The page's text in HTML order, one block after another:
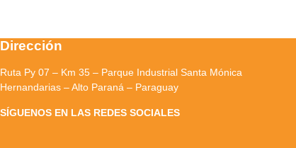
Dirección
Ruta Py 07 – Km 35 – Parque Industrial Santa Mónica
Hernandarias – Alto Paraná – Paraguay
SÍGUENOS EN LAS REDES SOCIALES